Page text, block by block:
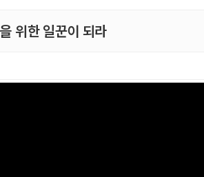
위한 일꾼이 되라